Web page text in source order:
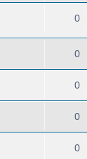
0
0
0
0
0